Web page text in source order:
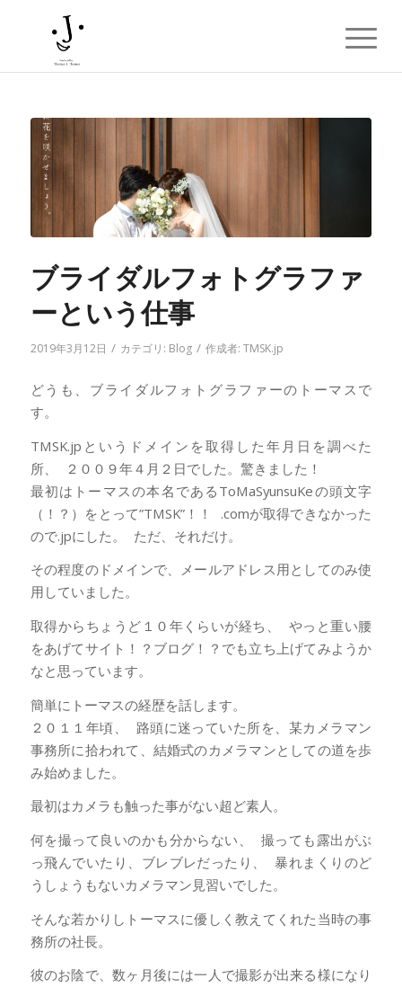
ブライダルフォトグラファ
ーという仕事
2019年3月12日 / カテゴリ: Blog / 作成者: TMSK.jp
どうも、ブライダルフォトグラファーのトーマスで
す。
TMSK.jpというドメインを取得した年月日を調べた
所、 ２００９年４月２日でした。驚きました！
最初はトーマスの本名であるToMaSyunsuKeの頭文字
（！？）をとって”TMSK”！！ .comが取得できなかった
ので.jpにした。 ただ、それだけ。
その程度のドメインで、メールアドレス用としてのみ使
用していました。
取得からちょうど１０年くらいが経ち、 やっと重い腰
をあげてサイト！？ブログ！？でも立ち上げてみようか
なと思っています。
簡単にトーマスの経歴を話します。
２０１１年頃、 路頭に迷っていた所を、某カメラマン
事務所に拾われて、結婚式のカメラマンとしての道を歩
み始めました。
最初はカメラも触った事がない超ど素人。
何を撮って良いのかも分からない、 撮っても露出がぶ
っ飛んでいたり、ブレブレだったり、 暴れまくりのど
うしょうもないカメラマン見習いでした。
そんな若かりしトーマスに優しく教えてくれた当時の事
務所の社長。
彼のお陰で、数ヶ月後には一人で撮影が出来る様になり